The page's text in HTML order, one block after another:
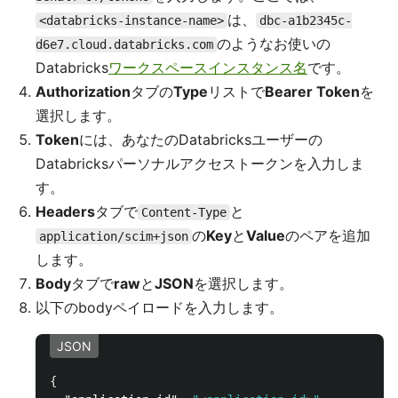
<databricks-instance-name> は、
dbc-a1b2345c-
d6e7.cloud.databricks.com のようなお使いの
Databricksワークスペースインスタンス名です。
AuthorizationタブのType リストでBearer Tokenを
選択します。
Tokenには、あなたのDatabricksユーザーの
Databricksパーソナルアクセストークンを入力しま
す。
Headersタブで Content-Type と
application/scim+json のKeyとValueのペアを追加
します。
BodyタブでrawとJSONを選択します。
以下のbodyペイロードを入力します。
JSON
{